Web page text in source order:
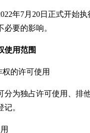
年7月 20日正式开始
要的影响。
使用范围
的许可使用
分为独占许可使用、排
。